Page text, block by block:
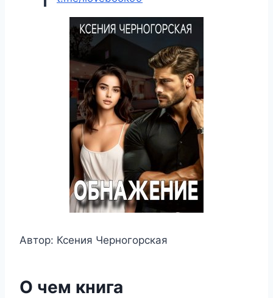
Автор: Ксения Черногорская
О чем книга